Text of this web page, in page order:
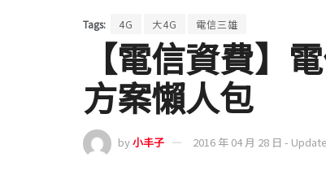
Tags: 4G 大4G 電信三雄
【電信資費】
方案懶人包
by小丰子 2016 年 04 月 28 日 -